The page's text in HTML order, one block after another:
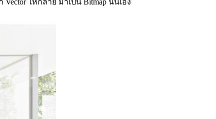
ให้กลาย มาเป็น Bitmap นั่นเอง